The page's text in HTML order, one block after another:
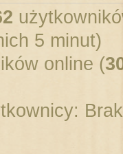
5 minut)
online (